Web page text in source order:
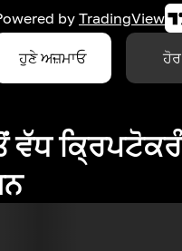
by TradingView
ਹੁਣੇ ਅਜ਼ਮਾਓ ਹੋਰ
ਵੱਧ